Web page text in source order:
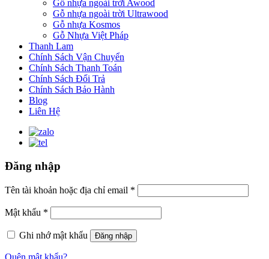
Gỗ nhựa ngoài trời Awood
Gỗ nhựa ngoài trời Ultrawood
Gỗ nhựa Kosmos
Gỗ Nhựa Việt Pháp
Thanh Lam
Chính Sách Vận Chuyển
Chính Sách Thanh Toán
Chính Sách Đổi Trả
Chính Sách Bảo Hành
Blog
Liên Hệ
Đăng nhập
Tên tài khoản hoặc địa chỉ email *
Mật khẩu *
Ghi nhớ mật khẩu Đăng nhập
Quên mật khẩu?